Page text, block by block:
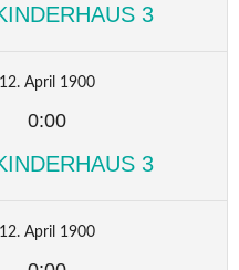
3
12. April 1900
0:00
3
12. April 1900